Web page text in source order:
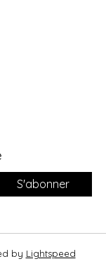
S'abonner
by Lightspeed